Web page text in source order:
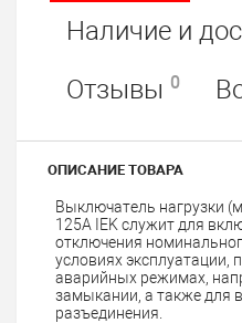
Наличие и
Отзывы 0
ОПИСАНИЕ ТОВАРА
Выключатель нагрузки
125А IEK служит для
отключения
условиях эксплуатации,
аварийных режимах,
замыкании, а также для
разъединения.